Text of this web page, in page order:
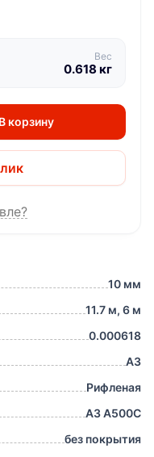
10 мм
11.7 м, 6 м
0.000618
А3
Рифленая
А3 А500С
без покрытия
Вес
0.618 кг
В корзину